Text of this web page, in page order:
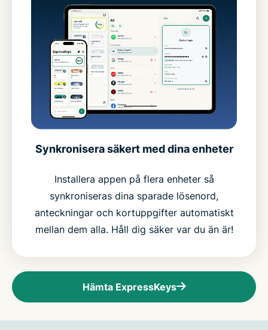
Synkronisera säkert med dina enheter
Installera appen på flera enheter så
synkroniseras dina sparade lösenord,
anteckningar och kortuppgifter automatiskt
mellan dem alla. Håll dig säker var du än är!
Hämta ExpressKeys